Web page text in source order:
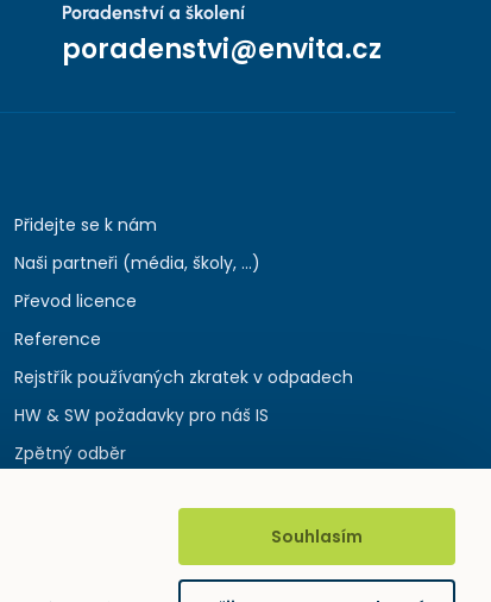
Poradenství a školení
poradenstvi@envita.cz
Přidejte se k nám
Naši partneři (média, školy, ...)
Převod licence
Reference
Rejstřík používaných zkratek v odpadech
HW & SW požadavky pro náš IS
Zpětný odběr
Souhlasím